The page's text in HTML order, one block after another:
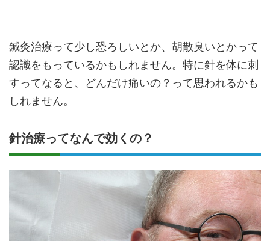
鍼灸治療って少し恐ろしいとか、胡散臭いとかって
認識をもっているかもしれません。特に針を体に刺
すってなると、どんだけ痛いの？って思われるかも
しれません。
針治療ってなんで効くの？